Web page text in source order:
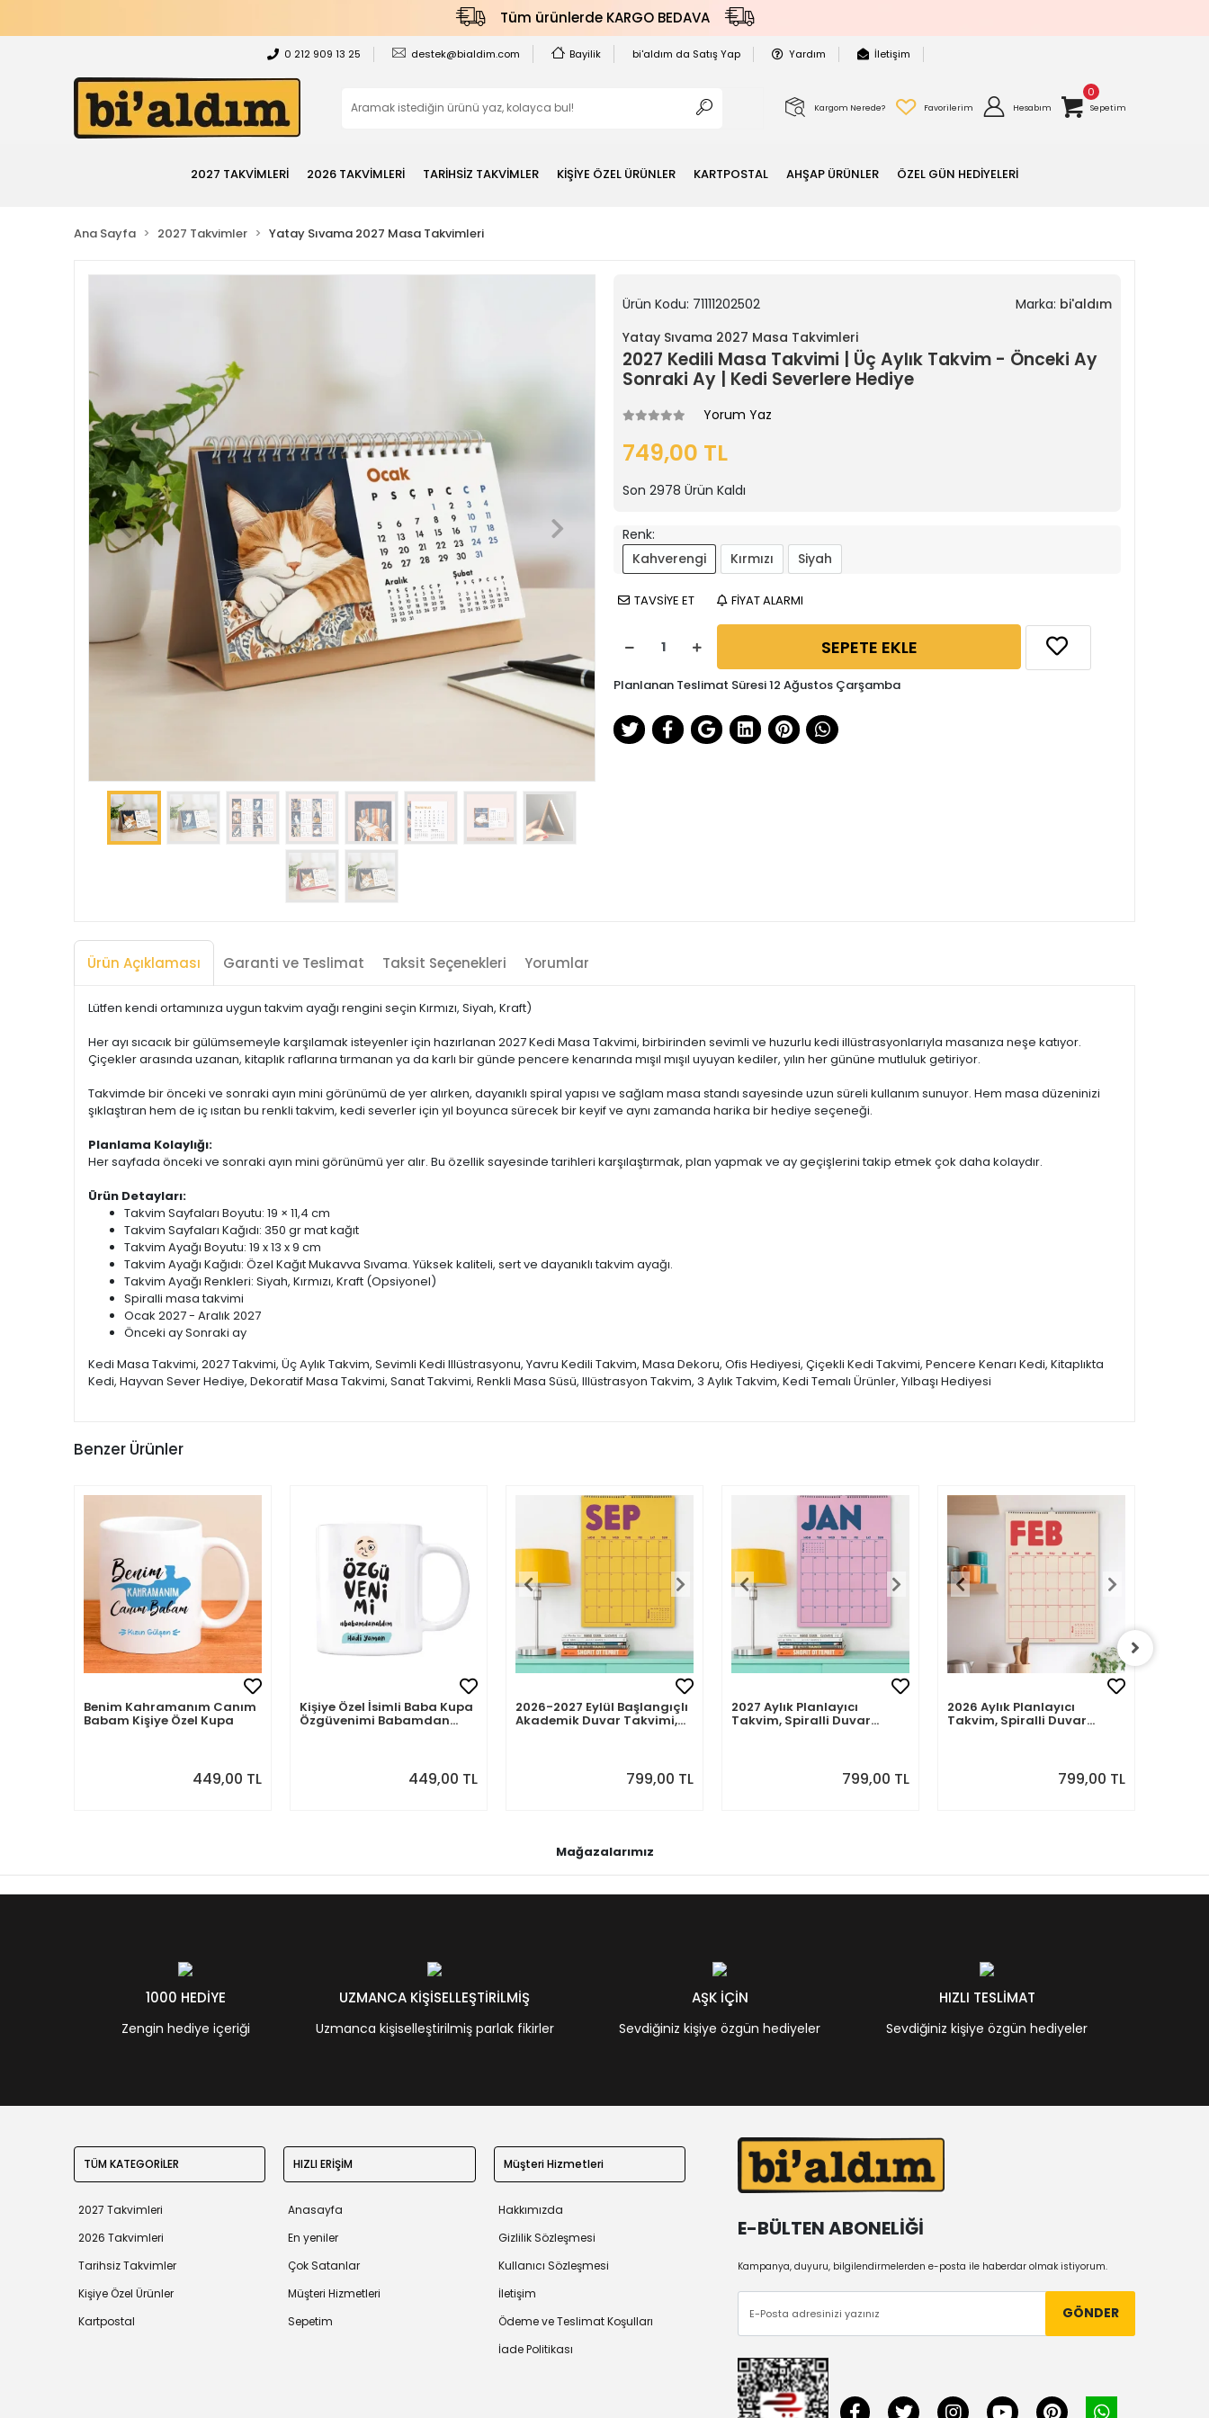
Tüm ürünlerde KARGO BEDAVA
0 212 909 13 25 destek@bialdim.com Bayilik bi'aldım da Satış Yap Yardım İletişim
Kargom Nerede? Favorilerim Hesabım
0
Sepetim
2027 TAKVİMLERİ 2026 TAKVİMLERİ TARİHSİZ TAKVİMLER KİŞİYE ÖZEL ÜRÜNLER KARTPOSTAL AHŞAP ÜRÜNLER ÖZEL GÜN HEDİYELERİ
Ana Sayfa 2027 Takvimler Yatay Sıvama 2027 Masa Takvimleri
Ürün Kodu: 71111202502 Marka: bi'aldım
Yatay Sıvama 2027 Masa Takvimleri
2027 Kedili Masa Takvimi | Üç Aylık Takvim - Önceki Ay
Sonraki Ay | Kedi Severlere Hediye
Yorum Yaz
749,00 TL
Son 2978 Ürün Kaldı
Renk:
Kahverengi
Kırmızı Siyah
TAVSİYE ET FİYAT ALARMI
SEPETE EKLE
Planlanan Teslimat Süresi 12 Ağustos Çarşamba
Ürün Açıklaması Garanti ve Teslimat Taksit Seçenekleri Yorumlar
Lütfen kendi ortamınıza uygun takvim ayağı rengini seçin Kırmızı, Siyah, Kraft)
Her ayı sıcacık bir gülümsemeyle karşılamak isteyenler için hazırlanan 2027 Kedi Masa Takvimi, birbirinden sevimli ve huzurlu kedi illüstrasyonlarıyla masanıza neşe katıyor.
Çiçekler arasında uzanan, kitaplık raflarına tırmanan ya da karlı bir günde pencere kenarında mışıl mışıl uyuyan kediler, yılın her gününe mutluluk getiriyor.
Takvimde bir önceki ve sonraki ayın mini görünümü de yer alırken, dayanıklı spiral yapısı ve sağlam masa standı sayesinde uzun süreli kullanım sunuyor. Hem masa düzeninizi
şıklaştıran hem de iç ısıtan bu renkli takvim, kedi severler için yıl boyunca sürecek bir keyif ve aynı zamanda harika bir hediye seçeneği.
Planlama Kolaylığı:
Her sayfada önceki ve sonraki ayın mini görünümü yer alır. Bu özellik sayesinde tarihleri karşılaştırmak, plan yapmak ve ay geçişlerini takip etmek çok daha kolaydır.
Ürün Detayları:
Takvim Sayfaları Boyutu: 19 × 11,4 cm
Takvim Sayfaları Kağıdı: 350 gr mat kağıt
Takvim Ayağı Boyutu: 19 x 13 x 9 cm
Takvim Ayağı Kağıdı: Özel Kağıt Mukavva Sıvama. Yüksek kaliteli, sert ve dayanıklı takvim ayağı.
Takvim Ayağı Renkleri: Siyah, Kırmızı, Kraft (Opsiyonel)
Spiralli masa takvimi
Ocak 2027 - Aralık 2027
Önceki ay Sonraki ay
Kedi Masa Takvimi, 2027 Takvimi, Üç Aylık Takvim, Sevimli Kedi Illüstrasyonu, Yavru Kedili Takvim, Masa Dekoru, Ofis Hediyesi, Çiçekli Kedi Takvimi, Pencere Kenarı Kedi, Kitaplıkta
Kedi, Hayvan Sever Hediye, Dekoratif Masa Takvimi, Sanat Takvimi, Renkli Masa Süsü, Illüstrasyon Takvim, 3 Aylık Takvim, Kedi Temalı Ürünler, Yılbaşı Hediyesi
Benzer Ürünler
Benim Kahramanım Canım
Babam Kişiye Özel Kupa
449,00 TL
Kişiye Özel İsimli Baba Kupa
Özgüvenimi Babamdan
449,00 TL
2026-2027 Eylül Başlangıçlı
Akademik Duvar Takvimi,
799,00 TL
2027 Aylık Planlayıcı
Takvim, Spiralli Duvar
799,00 TL
2026 Aylık Planlayıcı
Takvim, Spiralli Duvar
799,00 TL
Mağazalarımız
1000 HEDİYE
Zengin hediye içeriği
UZMANCA KİŞİSELLEŞTİRİLMİŞ
Uzmanca kişiselleştirilmiş parlak fikirler
AŞK İÇİN
Sevdiğiniz kişiye özgün hediyeler
HIZLI TESLİMAT
Sevdiğiniz kişiye özgün hediyeler
TÜM KATEGORİLER
2027 Takvimleri
2026 Takvimleri
Tarihsiz Takvimler
Kişiye Özel Ürünler
Kartpostal
HIZLI ERİŞİM
Anasayfa
En yeniler
Çok Satanlar
Müşteri Hizmetleri
Sepetim
Müşteri Hizmetleri
Hakkımızda
Gizlilik Sözleşmesi
Kullanıcı Sözleşmesi
İletişim
Ödeme ve Teslimat Koşulları
İade Politikası
E-BÜLTEN ABONELİĞİ
Kampanya, duyuru, bilgilendirmelerden e-posta ile haberdar olmak istiyorum.
GÖNDER